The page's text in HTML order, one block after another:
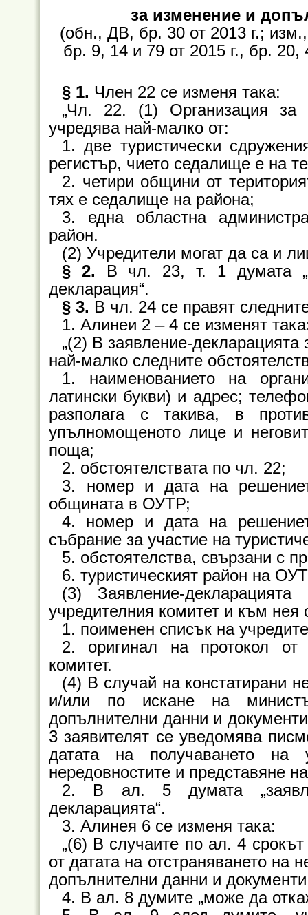
за изменение и
(обн., ДВ, бр. 30 от 2013 г.;
бр. 9, 14 и 79 от 2015 г., бр.
§ 1. Член 22 се изменя така:
„Чл. 22. (1) Организация за
учредява най-малко от:
1. две туристически
регистър, чието седалище е на
2. четири общини от
тях е седалище на района;
3. една областна
район.
(2) Учредители могат да са и
§ 2. В чл. 23, т. 1 думата
декларация“.
§ 3. В чл. 24 се правят
1. Алинеи 2 – 4 се изменят
„(2) В заявление-декларацията
най-малко следните
1. наименованието на
латински букви) и адрес;
разполага с такива, в
упълномощеното лице и
поща;
2. обстоятелствата по чл. 22;
3. номер и дата на
общината в ОУТР;
4. номер и дата на
събрание за участие на
5. обстоятелства, свързани с
6. туристическият район на
(3) Заявление-
учредителния комитет и към нея
1. поименен списък на
2. оригинал на протокол от
комитет.
(4) В случай на констатирани
и/или по искане на
допълнителни данни и
3 заявителят се уведомява
датата на получаването на
нередовностите и представяне
2. В ал. 5 думата
декларацията“.
3. Алинея 6 се изменя така:
„(6) В случаите по ал. 4
от датата на отстраняването на
допълнителни данни и
4. В ал. 8 думите „може да